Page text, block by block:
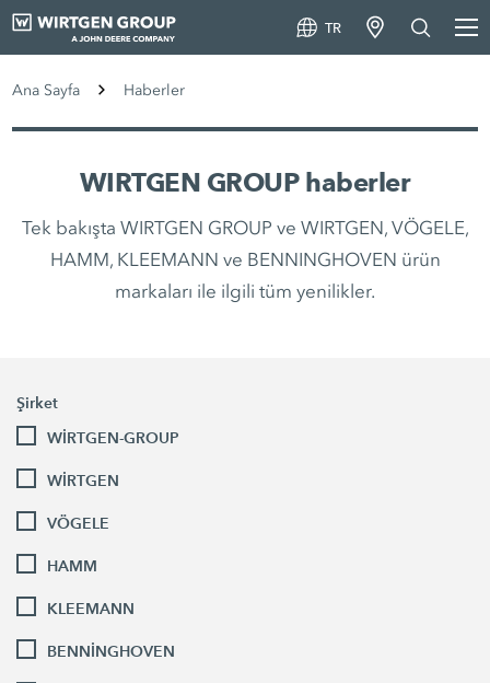
TR
Ana Sayfa Haberler
WIRTGEN GROUP haberler
Tek bakışta WIRTGEN GROUP ve WIRTGEN, VÖGELE,
HAMM, KLEEMANN ve BENNINGHOVEN ürün
markaları ile ilgili tüm yenilikler.
Şirket
WİRTGEN-GROUP
WİRTGEN
VÖGELE
HAMM
KLEEMANN
BENNİNGHOVEN